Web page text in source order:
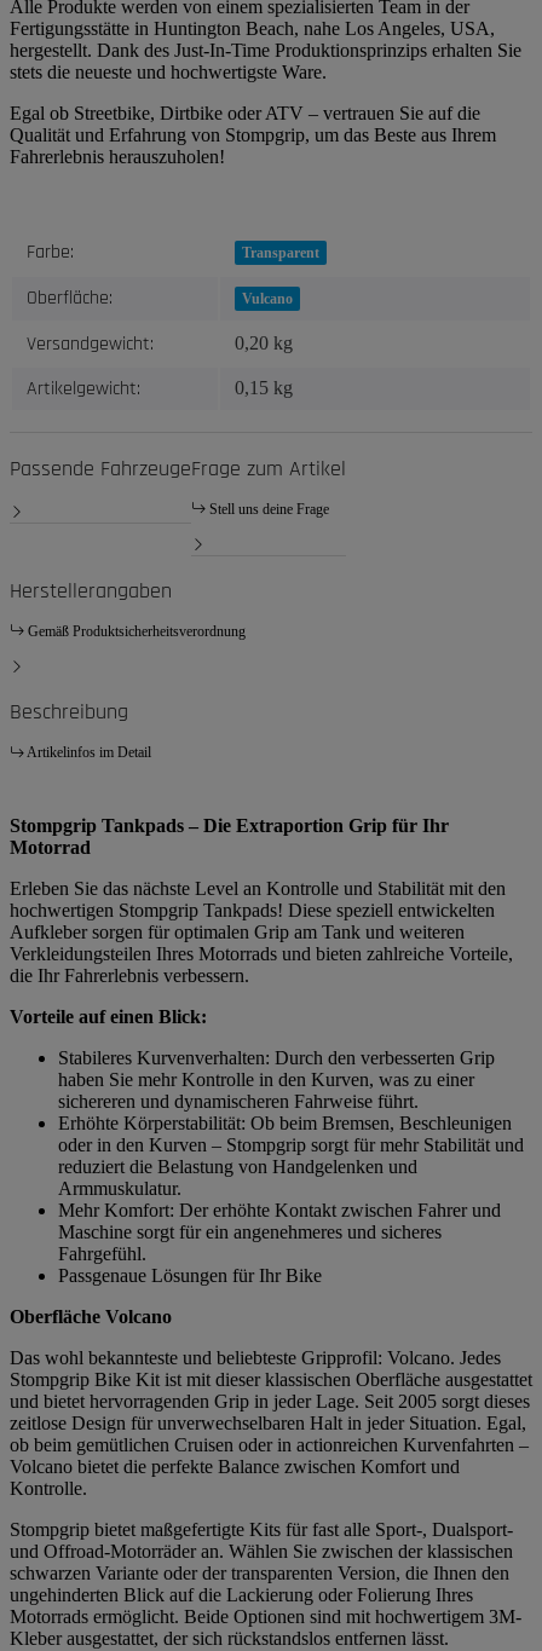
Alle Produkte werden von einem spezialisierten Team in der
Fertigungsstätte in Huntington Beach, nahe Los Angeles, USA,
hergestellt. Dank des Just-In-Time Produktionsprinzips erhalten Sie
stets die neueste und hochwertigste Ware.
Egal ob Streetbike, Dirtbike oder ATV – vertrauen Sie auf die
Qualität und Erfahrung von Stompgrip, um das Beste aus Ihrem
Fahrerlebnis herauszuholen!
Produkteigenschaft
Wert
Farbe: Transparent
Oberfläche: Vulcano
Versandgewicht: 0,20 kg
Artikelgewicht: 0,15 kg
Passende FahrzeugeFrage zum Artikel
Stell uns deine Frage
Herstellerangaben
Gemäß Produktsicherheitsverordnung
Beschreibung
Artikelinfos im Detail
Stompgrip Tankpads – Die Extraportion Grip für Ihr
Motorrad
Erleben Sie das nächste Level an Kontrolle und Stabilität mit den
hochwertigen Stompgrip Tankpads! Diese speziell entwickelten
Aufkleber sorgen für optimalen Grip am Tank und weiteren
Verkleidungsteilen Ihres Motorrads und bieten zahlreiche Vorteile,
die Ihr Fahrerlebnis verbessern.
Vorteile auf einen Blick:
Stabileres Kurvenverhalten: Durch den verbesserten Grip
haben Sie mehr Kontrolle in den Kurven, was zu einer
sichereren und dynamischeren Fahrweise führt.
Erhöhte Körperstabilität: Ob beim Bremsen, Beschleunigen
oder in den Kurven – Stompgrip sorgt für mehr Stabilität und
reduziert die Belastung von Handgelenken und
Armmuskulatur.
Mehr Komfort: Der erhöhte Kontakt zwischen Fahrer und
Maschine sorgt für ein angenehmeres und sicheres
Fahrgefühl.
Passgenaue Lösungen für Ihr Bike
Oberfläche Volcano
Das wohl bekannteste und beliebteste Gripprofil: Volcano. Jedes
Stompgrip Bike Kit ist mit dieser klassischen Oberfläche ausgestattet
und bietet hervorragenden Grip in jeder Lage. Seit 2005 sorgt dieses
zeitlose Design für unverwechselbaren Halt in jeder Situation. Egal,
ob beim gemütlichen Cruisen oder in actionreichen Kurvenfahrten –
Volcano bietet die perfekte Balance zwischen Komfort und
Kontrolle.
Stompgrip bietet maßgefertigte Kits für fast alle Sport-, Dualsport-
und Offroad-Motorräder an. Wählen Sie zwischen der klassischen
schwarzen Variante oder der transparenten Version, die Ihnen den
ungehinderten Blick auf die Lackierung oder Folierung Ihres
Motorrads ermöglicht. Beide Optionen sind mit hochwertigem 3M-
Kleber ausgestattet, der sich rückstandslos entfernen lässt.